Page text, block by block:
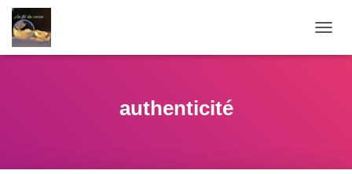
LA
authenticité